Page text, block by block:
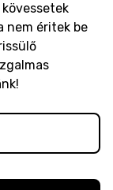
kövessetek
nem éritek be